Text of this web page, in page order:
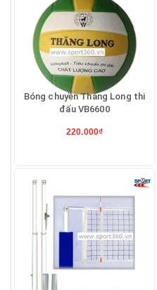
Bóng chuyền Thăng Long thi
đấu VB6600
220.000₫